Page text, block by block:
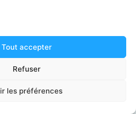
Tout accepter
Refuser
les préférences